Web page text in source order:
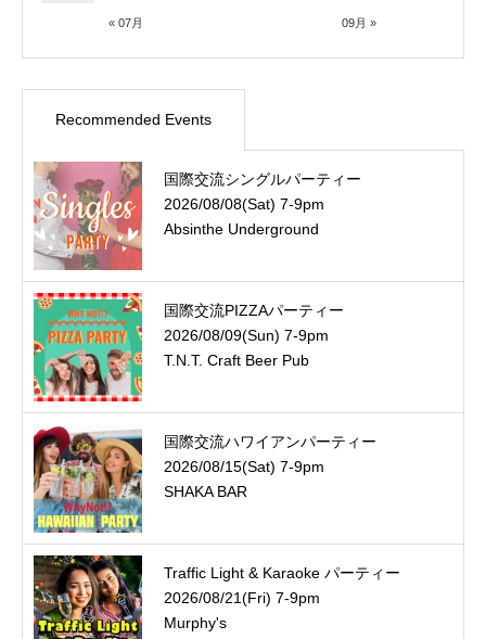
« 07月 09月 »
Recommended Events
国際交流シングルパーティー
2026/08/08(Sat) 7-9pm
Absinthe Underground
国際交流PIZZAパーティー
2026/08/09(Sun) 7-9pm
T.N.T. Craft Beer Pub
国際交流ハワイアンパーティー
2026/08/15(Sat) 7-9pm
SHAKA BAR
Traffic Light & Karaoke パーティー
2026/08/21(Fri) 7-9pm
Murphy's